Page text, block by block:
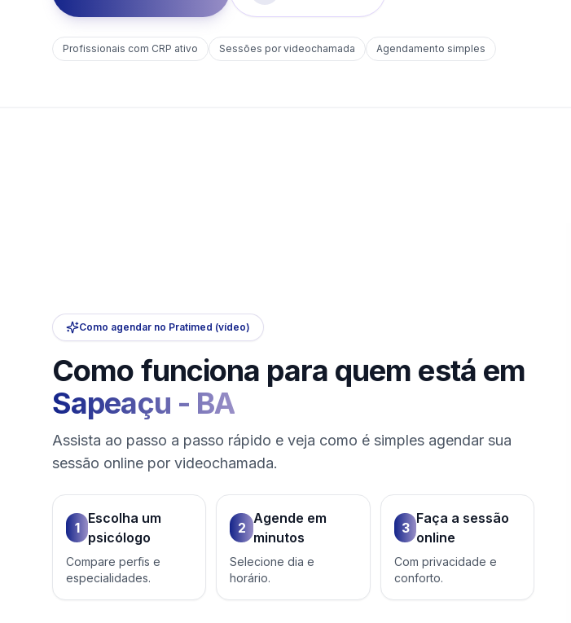
Profissionais com CRP ativo Sessões por videochamada Agendamento simples
Como agendar no Pratimed (vídeo)
Como funciona para quem está em
Sapeaçu - BA
Assista ao passo a passo rápido e veja como é simples agendar sua
sessão online por videochamada.
1
Escolha um
psicólogo
Compare perfis e
especialidades.
2
Agende em
minutos
Selecione dia e
horário.
3
Faça a sessão
online
Com privacidade e
conforto.